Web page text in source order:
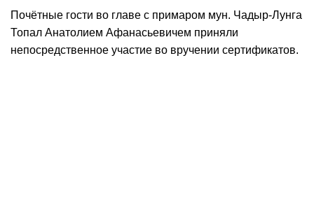
Почётные гости во главе с примаром мун. Чадыр-Лунга
Топал Анатолием Афанасьевичем приняли
непосредственное участие во вручении сертификатов.